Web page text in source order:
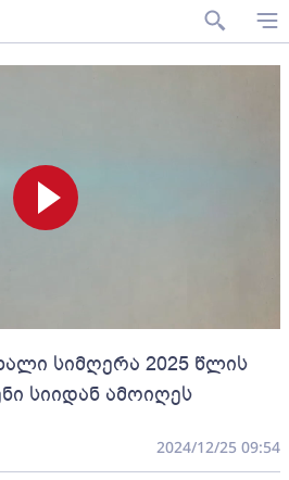
სიმღერა 2025 წლის
სიიდან ამოიღეს
2024/12/25 09:54